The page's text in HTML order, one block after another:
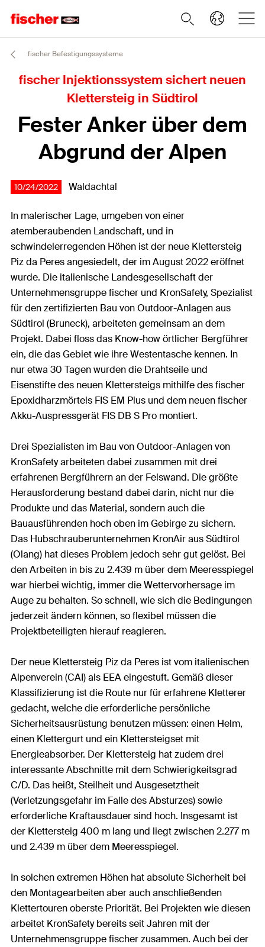
fischer Befestigungssysteme
fischer Injektionssystem sichert neuen
Klettersteig in Südtirol
Fester Anker über dem
Abgrund der Alpen
10/24/2022 Waldachtal
In malerischer Lage, umgeben von einer
atemberaubenden Landschaft, und in
schwindelerregenden Höhen ist der neue Klettersteig
Piz da Peres angesiedelt, der im August 2022 eröffnet
wurde. Die italienische Landesgesellschaft der
Unternehmensgruppe fischer und KronSafety, Spezialist
für den zertifizierten Bau von Outdoor-Anlagen aus
Südtirol (Bruneck), arbeiteten gemeinsam an dem
Projekt. Dabei floss das Know-how örtlicher Bergführer
ein, die das Gebiet wie ihre Westentasche kennen. In
nur etwa 30 Tagen wurden die Drahtseile und
Eisenstifte des neuen Klettersteigs mithilfe des fischer
Epoxidharzmörtels FIS EM Plus und dem neuen fischer
Akku-Auspressgerät FIS DB S Pro montiert.
Drei Spezialisten im Bau von Outdoor-Anlagen von
KronSafety arbeiteten dabei zusammen mit drei
erfahrenen Bergführern an der Felswand. Die größte
Herausforderung bestand dabei darin, nicht nur die
Produkte und das Material, sondern auch die
Bauausführenden hoch oben im Gebirge zu sichern.
Das Hubschrauberunternehmen KronAir aus Südtirol
(Olang) hat dieses Problem jedoch sehr gut gelöst. Bei
den Arbeiten in bis zu 2.439 m über dem Meeresspiegel
war hierbei wichtig, immer die Wettervorhersage im
Auge zu behalten. So schnell, wie sich die Bedingungen
jederzeit ändern können, so flexibel müssen die
Projektbeteiligten hierauf reagieren.
Der neue Klettersteig Piz da Peres ist vom italienischen
Alpenverein (CAI) als EEA eingestuft. Gemäß dieser
Klassifizierung ist die Route nur für erfahrene Kletterer
gedacht, welche die erforderliche persönliche
Sicherheitsausrüstung benutzen müssen: einen Helm,
einen Klettergurt und ein Klettersteigset mit
Energieabsorber. Der Klettersteig hat zudem drei
interessante Abschnitte mit dem Schwierigkeitsgrad
C/D. Das heißt, Steilheit und Ausgesetztheit
(Verletzungsgefahr im Falle des Absturzes) sowie
erforderliche Kraftausdauer sind hoch. Insgesamt ist
der Klettersteig 400 m lang und liegt zwischen 2.277 m
und 2.439 m über dem Meeresspiegel.
In solchen extremen Höhen hat absolute Sicherheit bei
den Montagearbeiten aber auch anschließenden
Klettertouren oberste Priorität. Bei Projekten wie diesen
arbeitet KronSafety bereits seit Jahren mit der
Unternehmensgruppe fischer zusammen. Auch bei der